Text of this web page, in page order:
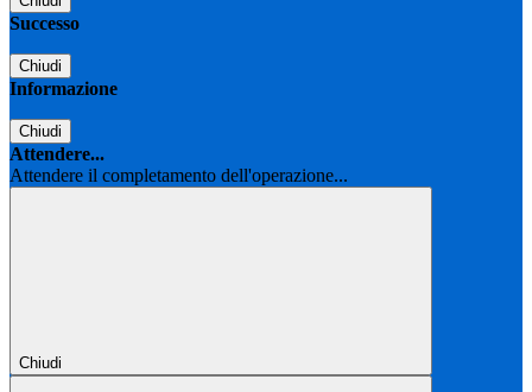
Successo
Chiudi
Informazione
Chiudi
Attendere...
Attendere il completamento dell'operazione...
Chiudi